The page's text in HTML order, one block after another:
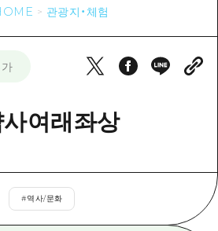
트 라이프
마(宮島) 주변
행
일
호쿠(芸北)
치(山口)현 동부
(島根)현
마 OMOTENASHI 패스
인 여행자용 거리 관광안내소
관광지・체험
여래좌상
#역사/문화